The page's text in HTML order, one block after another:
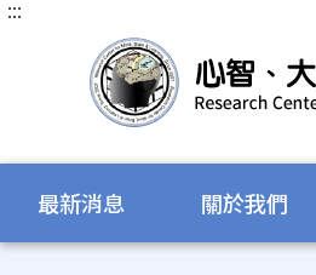
跳
:::
最新消息 關於我們